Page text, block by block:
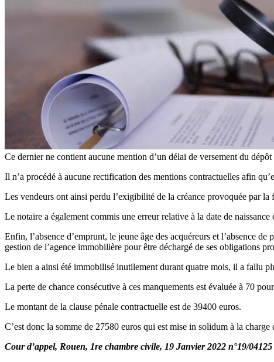
Ce dernier ne contient aucune mention d’un délai de versement du
Il n’a procédé à aucune rectification des mentions contractuelles afin
Les vendeurs ont ainsi perdu l’exigibilité de la créance provoquée par la
Le notaire a également commis une erreur relative à la date de
Enfin, l’absence d’emprunt, le jeune âge des acquéreurs et l’absence
gestion de l’agence immobilière pour être déchargé de ses obligations
Le bien a ainsi été immobilisé inutilement durant quatre mois, il a fallu
La perte de chance consécutive à ces manquements est évaluée à 70
Le montant de la clause pénale contractuelle est de 39400 euros.
C’est donc la somme de 27580 euros qui est mise in solidum à la
Cour d’appel, Rouen, 1re chambre civile, 19 Janvier 2022 n°19/04125